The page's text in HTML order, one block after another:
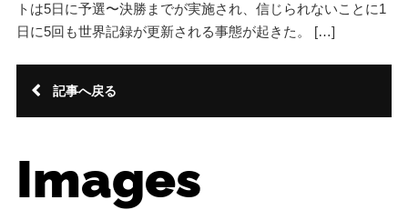
トは5日に予選〜決勝までが実施され、信じられないことに1
日に5回も世界記録が更新される事態が起きた。 […]
記事へ戻る
Images